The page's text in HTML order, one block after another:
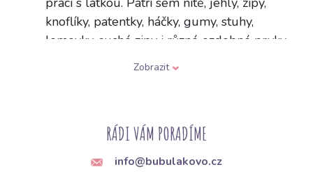
knoflíky, patentky, háčky, gumy, stuhy,
lemovky, suché zipy i různé ozdobné prvky.
Jsou to pomůcky, které drží oděv pohromadě
Jehly se liší tloušťkou a tvarem hrotu
podle materiálu. Na tenké látky používejte
Zobrazit
RÁDI VÁM PORADÍME
info@bubulakovo.cz